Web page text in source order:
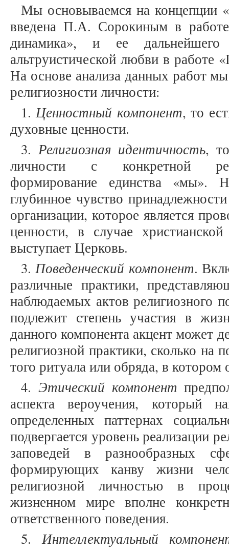
Мы основываемся на концепции
введена П.А. Сорокиным в
динамика», и ее
альтруистической любви в работе
На основе анализа данных работ
религиозности личности:
1.Ценностный компонент, то
духовные ценности.
3. Религиозная идентичность,
личности с конкретной
формирование единства «мы».
глубинное чувство
организации, которое является
ценности, в случае
выступает Церковь.
3.Поведенческий компонент.
различные практики,
наблюдаемых актов религиозного
подлежит степень участия в
данного компонента акцент может
религиозной практики, сколько
того ритуала или обряда, в котором
4. Этический компонент
аспекта вероучения, который
определенных паттернах
подвергается уровень реализации
заповедей в разнообразных
формирующих канву жизни
религиозной личностью в
жизненном мире вполне
ответственного поведения.
5.Интеллектуальный